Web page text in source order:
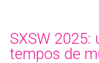
SXSW
tempos de